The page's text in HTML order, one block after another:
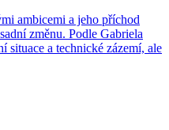
ambicemi a jeho příchod
změnu. Podle Gabriela
situace a technické zázemí, ale